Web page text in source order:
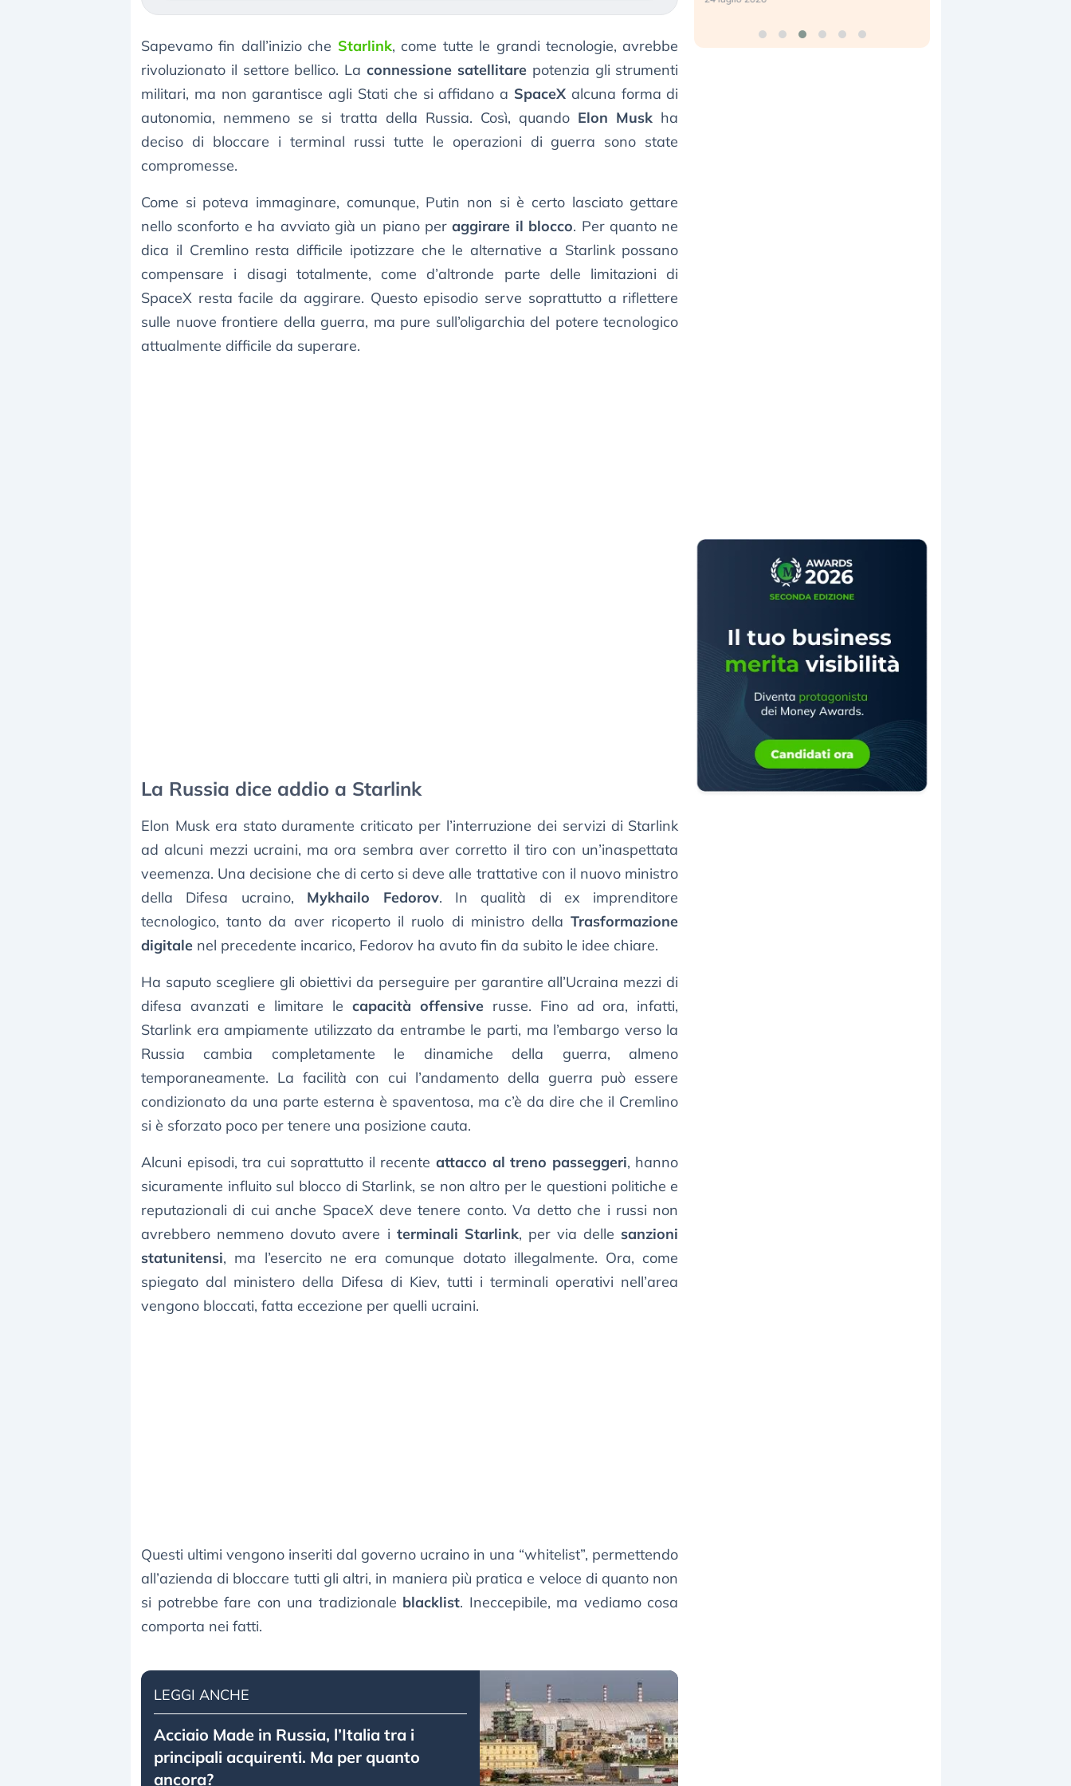
Sapevamo fin dall’inizio che Starlink, come tutte le grandi tecnologie, avrebbe
rivoluzionato il settore bellico. Laconnessione satellitarepotenzia gli strumenti
militari, ma non garantisce agli Stati che si affidano a SpaceXalcuna forma di
autonomia, nemmeno se si tratta della Russia. Così, quando Elon Musk ha
deciso di bloccare i terminal russi tutte le operazioni di guerra sono state
compromesse.
Come si poteva immaginare, comunque, Putin non si è certo lasciato gettare
nello sconforto e ha avviato già un piano peraggirare il blocco. Per quanto ne
dica il Cremlino resta difficile ipotizzare che le alternative a Starlink possano
compensare i disagi totalmente, come d’altronde parte delle limitazioni di
SpaceX resta facile da aggirare. Questo episodio serve soprattutto a riflettere
sulle nuove frontiere della guerra, ma pure sull’oligarchia del potere tecnologico
attualmente difficile da superare.
La Russia dice addio a Starlink
Elon Musk era stato duramente criticato per l’interruzione dei servizi di Starlink
ad alcuni mezzi ucraini, ma ora sembra aver corretto il tiro con un’inaspettata
veemenza. Una decisione che di certo si deve alle trattative con il nuovo ministro
della Difesa ucraino, Mykhailo Fedorov. In qualità di ex imprenditore
tecnologico, tanto da aver ricoperto il ruolo di ministro dellaTrasformazione
digitale nel precedente incarico, Fedorov ha avuto fin da subito le idee chiare.
Ha saputo scegliere gli obiettivi da perseguire per garantire all’Ucraina mezzi di
difesa avanzati e limitare le capacità offensiverusse. Fino ad ora, infatti,
Starlink era ampiamente utilizzato da entrambe le parti, ma l’embargo verso la
Russia cambia completamente le dinamiche della guerra, almeno
temporaneamente. La facilità con cui l’andamento della guerra può essere
condizionato da una parte esterna è spaventosa, ma c’è da dire che il Cremlino
si è sforzato poco per tenere una posizione cauta.
Alcuni episodi, tra cui soprattutto il recenteattacco al treno passeggeri, hanno
sicuramente influito sul blocco di Starlink, se non altro per le questioni politiche e
reputazionali di cui anche SpaceX deve tenere conto. Va detto che i russi non
avrebbero nemmeno dovuto avere i terminali Starlink, per via delle sanzioni
statunitensi, ma l’esercito ne era comunque dotato illegalmente. Ora, come
spiegato dal ministero della Difesa di Kiev, tutti i terminali operativi nell’area
vengono bloccati, fatta eccezione per quelli ucraini.
Questi ultimi vengono inseriti dal governo ucraino in una “whitelist”, permettendo
all’azienda di bloccare tutti gli altri, in maniera più pratica e veloce di quanto non
si potrebbe fare con una tradizionale blacklist. Ineccepibile, ma vediamo cosa
comporta nei fatti.
LEGGI ANCHE
Acciaio Made in Russia, l’Italia tra i
principali acquirenti. Ma per quanto
ancora?